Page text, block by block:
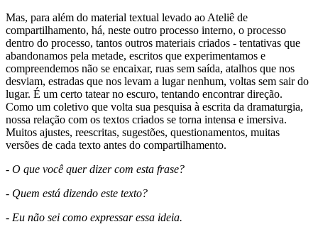
Mas, para além do material textual levado ao Ateliê de
compartilhamento, há, neste outro processo interno, o processo
dentro do processo, tantos outros materiais criados - tentativas que
abandonamos pela metade, escritos que experimentamos e
compreendemos não se encaixar, ruas sem saída, atalhos que nos
desviam, estradas que nos levam a lugar nenhum, voltas sem sair do
lugar. É um certo tatear no escuro, tentando encontrar direção.
Como um coletivo que volta sua pesquisa à escrita da dramaturgia,
nossa relação com os textos criados se torna intensa e imersiva.
Muitos ajustes, reescritas, sugestões, questionamentos, muitas
versões de cada texto antes do compartilhamento.
- O que você quer dizer com esta frase?
- Quem está dizendo este texto?
- Eu não sei como expressar essa ideia.